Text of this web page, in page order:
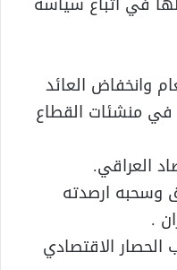
وانخفاض العائد
في منشئات القطاع
وسحبه ارصدته
.
الحصار الاقتصادي